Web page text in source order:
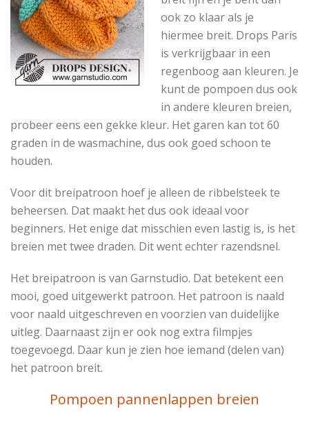
ook zo klaar als je
hiermee breit. Drops Paris
is verkrijgbaar in een
regenboog aan kleuren. Je
kunt de pompoen dus ook
in andere kleuren breien,
probeer eens een gekke kleur. Het garen kan tot 60
graden in de wasmachine, dus ook goed schoon te
houden.
Voor dit breipatroon hoef je alleen de ribbelsteek te
beheersen. Dat maakt het dus ook ideaal voor
beginners. Het enige dat misschien even lastig is, is het
breien met twee draden. Dit went echter razendsnel.
Het breipatroon is van Garnstudio. Dat betekent een
mooi, goed uitgewerkt patroon. Het patroon is naald
voor naald uitgeschreven en voorzien van duidelijke
uitleg. Daarnaast zijn er ook nog extra filmpjes
toegevoegd. Daar kun je zien hoe iemand (delen van)
het patroon breit.
Pompoen pannenlappen breien